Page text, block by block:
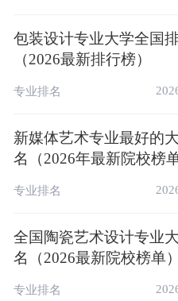
高考状元 院校对比
包装设计专业大学全国
（2026最新排行榜）
专业排名
新媒体艺术专业最好的
名（2026年最新院校榜单
专业排名
全国陶瓷艺术设计专业
名（2026最新院校榜单）
专业排名